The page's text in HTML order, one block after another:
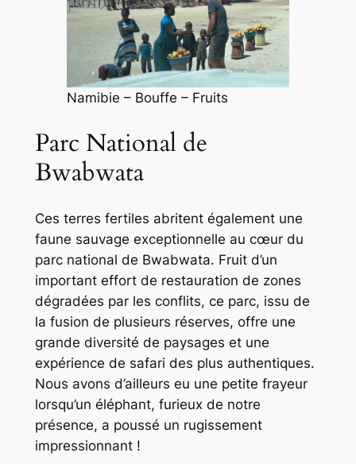
Namibie – Bouffe – Fruits
Parc National de
Bwabwata
Ces terres fertiles abritent également une
faune sauvage exceptionnelle au cœur du
parc national de Bwabwata. Fruit d’un
important effort de restauration de zones
dégradées par les conflits, ce parc, issu de
la fusion de plusieurs réserves, offre une
grande diversité de paysages et une
expérience de safari des plus authentiques.
Nous avons d’ailleurs eu une petite frayeur
lorsqu’un éléphant, furieux de notre
présence, a poussé un rugissement
impressionnant !